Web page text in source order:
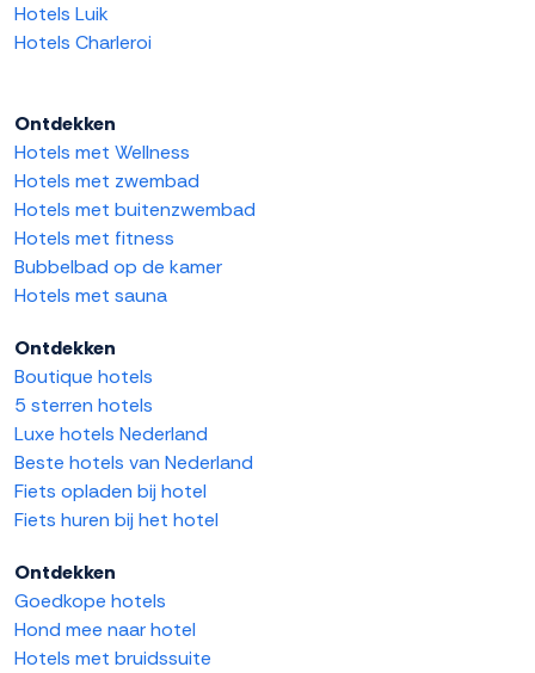
Hotels Luik
Hotels Charleroi
Ontdekken
Hotels met Wellness
Hotels met zwembad
Hotels met buitenzwembad
Hotels met fitness
Bubbelbad op de kamer
Hotels met sauna
Ontdekken
Boutique hotels
5 sterren hotels
Luxe hotels Nederland
Beste hotels van Nederland
Fiets opladen bij hotel
Fiets huren bij het hotel
Ontdekken
Goedkope hotels
Hond mee naar hotel
Hotels met bruidssuite